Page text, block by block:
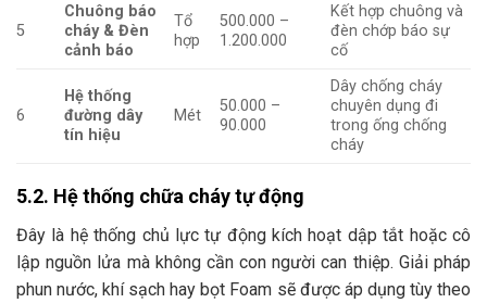
5
Chuông báo
cháy & Đèn
cảnh báo
Tổ
hợp
500.000 –
1.200.000
Kết hợp chuông và
đèn chớp báo sự
cố
6
Hệ thống
đường dây
tín hiệu
Mét
50.000 –
90.000
Dây chống cháy
chuyên dụng đi
trong ống chống
cháy
5.2. Hệ thống chữa cháy tự động
Đây là hệ thống chủ lực tự động kích hoạt dập tắt hoặc cô
lập nguồn lửa mà không cần con người can thiệp. Giải pháp
phun nước, khí sạch hay bọt Foam sẽ được áp dụng tùy theo